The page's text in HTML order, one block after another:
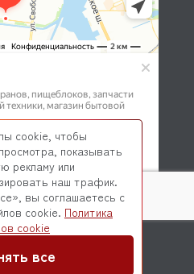
Интернет-магазин запчастей
кухни
cookie, чтобы
показывать
рекламу или
наш трафик.
вы соглашаетесь с
cookie. Политика
cookie
все